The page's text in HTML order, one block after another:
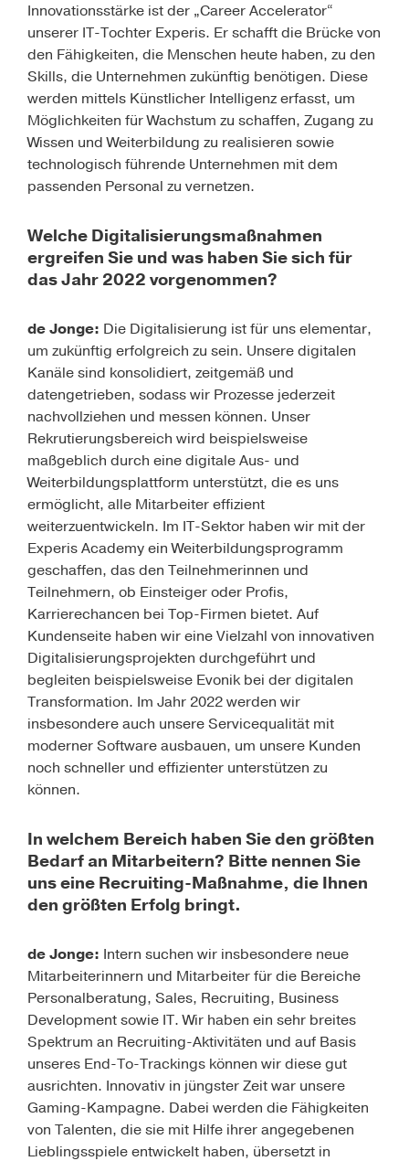
Innovationsstärke ist der „Career Accelerator“
unserer IT-Tochter Experis. Er schafft die Brücke von
den Fähigkeiten, die Menschen heute haben, zu den
Skills, die Unternehmen zukünftig benötigen. Diese
werden mittels Künstlicher Intelligenz erfasst, um
Möglichkeiten für Wachstum zu schaffen, Zugang zu
Wissen und Weiterbildung zu realisieren sowie
technologisch führende Unternehmen mit dem
passenden Personal zu vernetzen.
Welche Digitalisierungsmaßnahmen
ergreifen Sie und was haben Sie sich für
das Jahr 2022 vorgenommen?
de Jonge: Die Digitalisierung ist für uns elementar,
um zukünftig erfolgreich zu sein. Unsere digitalen
Kanäle sind konsolidiert, zeitgemäß und
datengetrieben, sodass wir Prozesse jederzeit
nachvollziehen und messen können. Unser
Rekrutierungsbereich wird beispielsweise
maßgeblich durch eine digitale Aus- und
Weiterbildungsplattform unterstützt, die es uns
ermöglicht, alle Mitarbeiter effizient
weiterzuentwickeln. Im IT-Sektor haben wir mit der
Experis Academy ein Weiterbildungsprogramm
geschaffen, das den Teilnehmerinnen und
Teilnehmern, ob Einsteiger oder Profis,
Karrierechancen bei Top-Firmen bietet. Auf
Kundenseite haben wir eine Vielzahl von innovativen
Digitalisierungsprojekten durchgeführt und
begleiten beispielsweise Evonik bei der digitalen
Transformation. Im Jahr 2022 werden wir
insbesondere auch unsere Servicequalität mit
moderner Software ausbauen, um unsere Kunden
noch schneller und effizienter unterstützen zu
können.
In welchem Bereich haben Sie den größten
Bedarf an Mitarbeitern? Bitte nennen Sie
uns eine Recruiting-Maßnahme, die Ihnen
den größten Erfolg bringt.
de Jonge: Intern suchen wir insbesondere neue
Mitarbeiterinnern und Mitarbeiter für die Bereiche
Personalberatung, Sales, Recruiting, Business
Development sowie IT. Wir haben ein sehr breites
Spektrum an Recruiting-Aktivitäten und auf Basis
unseres End-To-Trackings können wir diese gut
ausrichten. Innovativ in jüngster Zeit war unsere
Gaming-Kampagne. Dabei werden die Fähigkeiten
von Talenten, die sie mit Hilfe ihrer angegebenen
Lieblingsspiele entwickelt haben, übersetzt in